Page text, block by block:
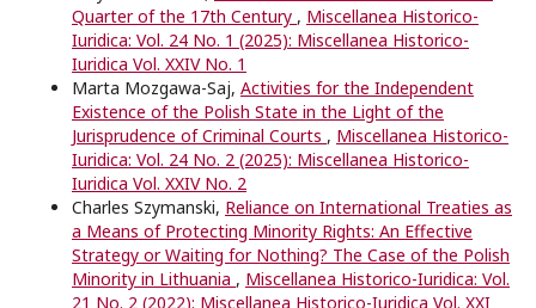
Quarter of the 17th Century , Miscellanea Historico-
Iuridica: Vol. 24 No. 1 (2025): Miscellanea Historico-
Iuridica Vol. XXIV No. 1
Marta Mozgawa-Saj, Activities for the Independent
Existence of the Polish State in the Light of the
Jurisprudence of Criminal Courts , Miscellanea Historico-
Iuridica: Vol. 24 No. 2 (2025): Miscellanea Historico-
Iuridica Vol. XXIV No. 2
Charles Szymanski, Reliance on International Treaties as
a Means of Protecting Minority Rights: An Effective
Strategy or Waiting for Nothing? The Case of the Polish
Minority in Lithuania , Miscellanea Historico-Iuridica: Vol.
21 No. 2 (2022): Miscellanea Historico-Iuridica Vol. XXI